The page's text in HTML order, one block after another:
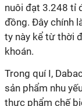
nuôi đạt 3.248 tỉ
đồng. Đây chính
ty này kể từ thời
khoán.
Trong quí I,
sản phẩm nhu
thực phẩm chế